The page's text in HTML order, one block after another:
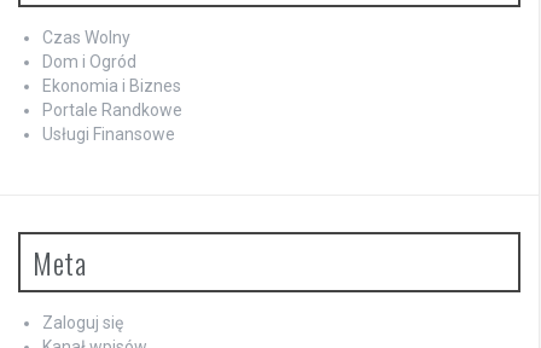
Czas Wolny
Dom i Ogród
Ekonomia i Biznes
Portale Randkowe
Usługi Finansowe
Meta
Zaloguj się